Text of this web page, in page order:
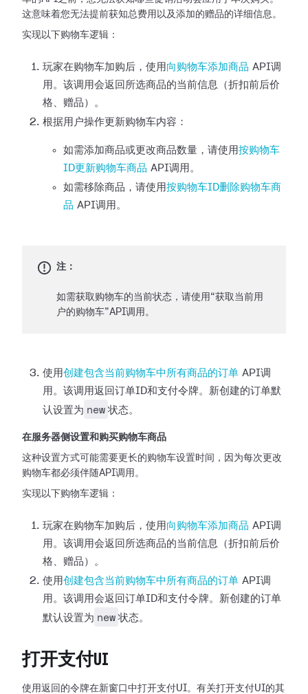
这意味着您无法提前获知总费用以及添加的赠品的详细信息。
实现以下购物车逻辑：
玩家在购物车加购后，使用 向购物车添加商品 API调
用。该调用会返回所选商品的当前信息（折扣前后价
格、赠品）。
根据用户操作更新购物车内容：
如需添加商品或更改商品数量，请使用按购物车
ID更新购物车商品 API调用。
如需移除商品，请使用按购物车ID删除购物车商
品 API调用。
注：
如需获取购物车的当前状态，请使用“获取当前用
户的购物车”API调用。
使用创建包含当前购物车中所有商品的订单 API调
用。该调用返回订单ID和支付令牌。新创建的订单默
认设置为 new 状态。
在服务器侧设置和购买购物车商品
这种设置方式可能需要更长的购物车设置时间，因为每次更改
购物车都必须伴随API调用。
实现以下购物车逻辑：
玩家在购物车加购后，使用 向购物车添加商品 API调
用。该调用会返回所选商品的当前信息（折扣前后价
格、赠品）。
使用创建包含当前购物车中所有商品的订单 API调
用。该调用会返回订单ID和支付令牌。新创建的订单
默认设置为 new 状态。
打开支付UI
使用返回的令牌在新窗口中打开支付UI。有关打开支付UI的其